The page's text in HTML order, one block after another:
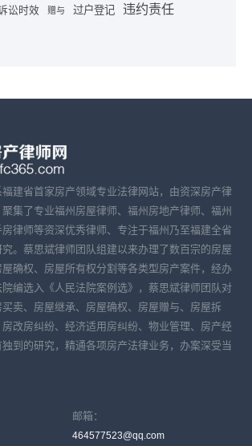
讼时效 赠与 过户登记 违约责任
建省首家房产领域专业法律网站，由资深房产律
集了专业福州房屋律师、福州房地产律师、福州
律师等资深优秀律师、专注于福州乃至福建全省
。蔡思斌律师团队组建以来办理了数百宗的房屋
确权、房屋所有权分割等各类型房产案件，经办
编选入《人民法院案例选》，蔡思斌律师团队对
卖、房屋继承、房屋确权、房屋赠与、房屋拆
改房纠纷、经济适用房纠纷、物业管理、房产经
到的研究，精通各项房产法律业务，办案深受当
邮箱：
464577523@qq.com